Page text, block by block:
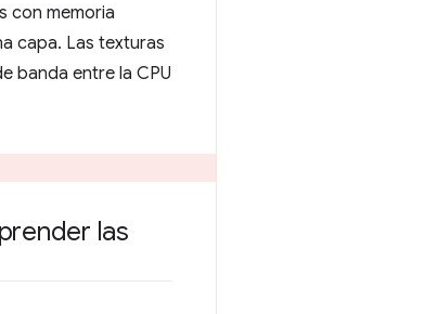
con memoria
capa. Las texturas
banda entre la CPU
las